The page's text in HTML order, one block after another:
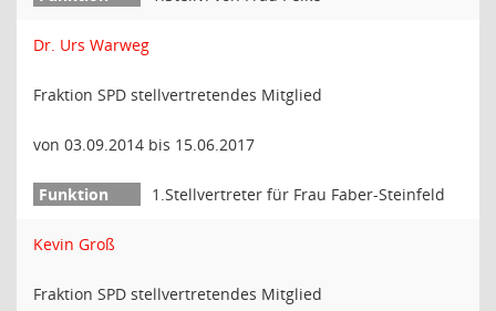
Dr. Urs Warweg
Fraktion SPD stellvertretendes Mitglied
von 03.09.2014 bis 15.06.2017
1.Stellvertreter für Frau Faber-Steinfeld
Kevin Groß
Fraktion SPD stellvertretendes Mitglied